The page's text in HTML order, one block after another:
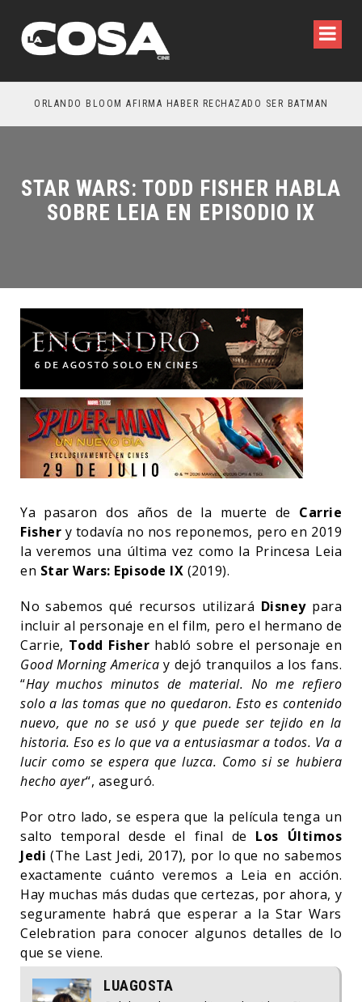
ORLANDO BLOOM AFIRMA HABER RECHAZADO SER BATMAN
STAR WARS: TODD FISHER HABLA
SOBRE LEIA EN EPISODIO IX
Ya pasaron dos años de la muerte de Carrie
Fisher y todavía no nos reponemos, pero en 2019
la veremos una última vez como la Princesa Leia
en Star Wars: Episode IX (2019).
No sabemos qué recursos utilizará Disneypara
incluir al personaje en el film, pero el hermano de
Carrie, Todd Fisher habló sobre el personaje en
Good Morning America y dejó tranquilos a los fans.
“Hay muchos minutos de material. No me refiero
solo a las tomas que no quedaron. Esto es contenido
nuevo, que no se usó y que puede ser tejido en la
historia. Eso es lo que va a entusiasmar a todos. Va a
lucir como se espera que luzca. Como si se hubiera
hecho ayer“, aseguró.
Por otro lado, se espera que la película tenga un
salto temporal desde el final de Los Últimos
Jedi(The Last Jedi, 2017), por lo que no sabemos
exactamente cuánto veremos a Leia en acción.
Hay muchas más dudas que certezas, por ahora, y
seguramente habrá que esperar a la Star Wars
Celebration para conocer algunos detalles de lo
que se viene.
LUAGOSTA